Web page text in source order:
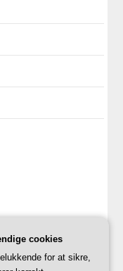
cookies
for at sikre,